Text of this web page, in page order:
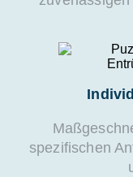
spezifischen